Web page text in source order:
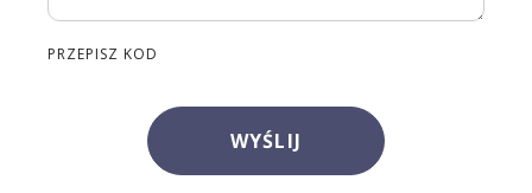
PRZEPISZ KOD